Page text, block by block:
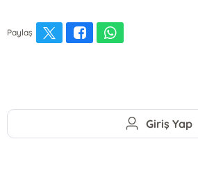
Paylaş
Giriş Yap